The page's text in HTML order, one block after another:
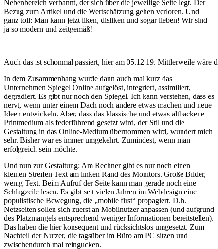
Nebenbereich verbannt, der sich über die jeweilige Seite legt. Der
Bezug zum Artikel und die Wertschätzung gehen verloren. Und
ganz toll: Man kann jetzt liken, disliken und sogar lieben! Wir sind
ja so modern und zeitgemäß!
Auch das ist schonmal passiert, hier am 05.12.19. Mittlerweile wäre
In dem Zusammenhang wurde dann auch mal kurz das
Unternehmen Spiegel Online aufgelöst, integriert, assimiliert,
degradiert. Es gibt nur noch den Spiegel. Ich kann verstehen, dass es
nervt, wenn unter einem Dach noch andere etwas machen und neue
Ideen entwickeln. Aber, dass das klassische und etwas altbackene
Printmedium als federführend gesetzt wird, der Stil und die
Gestaltung in das Online-Medium übernommen wird, wundert mich
sehr. Bisher war es immer umgekehrt. Zumindest, wenn man
erfolgreich sein möchte.
Und nun zur Gestaltung: Am Rechner gibt es nur noch einen
kleinen Streifen Text am linken Rand des Monitors. Große Bilder,
wenig Text. Beim Aufruf der Seite kann man gerade noch eine
Schlagzeile lesen. Es gibt seit vielen Jahren im Webdesign eine
populistische Bewegung, die „mobile first“ propagiert. D.h.
Netzseiten sollen sich zuerst an Mobilnutzer anpassen (und aufgrund
des Platzmangels entsprechend weniger Informationen bereitstellen).
Das haben die hier konsequent und rücksichtslos umgesetzt. Zum
Nachteil der Nutzer, die tagsüber im Büro am PC sitzen und
zwischendurch mal reingucken.